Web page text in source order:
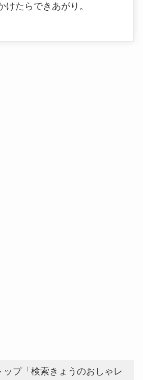
けたらできあがり。
ップ「検索きょうのおしゃレ